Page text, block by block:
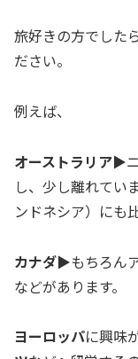
旅好きの方でした
ださい。
例えば、
オーストラリア▶︎
し、少し離れてい
ンドネシア）にも
カナダ▶︎もちろん
などがあります。
ヨーロッパに興味